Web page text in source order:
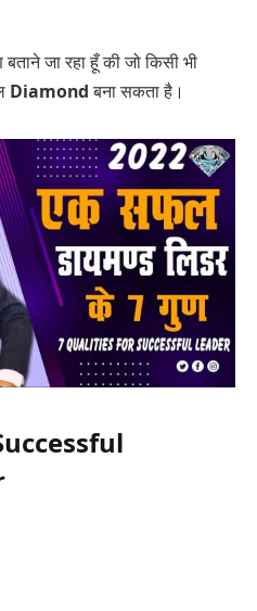
जा रहा हूँ की जो किसी भी
Diamondबना सकता है।